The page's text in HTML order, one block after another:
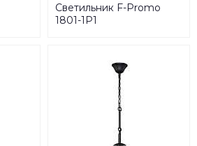
Светильник F-Promo
1801-1P1